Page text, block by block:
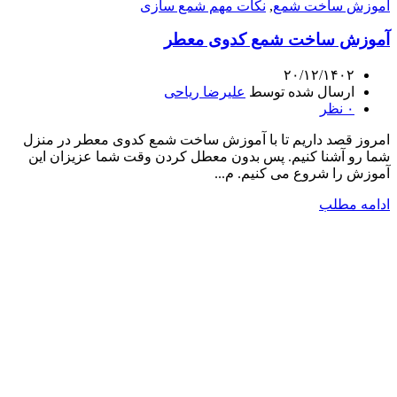
آموزش ساخت شمع, نکات مهم شمع سازی
آموزش ساخت شمع کدوی معطر
۲۰/۱۲/۱۴۰۲
ارسال شده توسط علیرضا ریاحی
۰ نظر
امروز قصد داریم تا با آموزش ساخت شمع کدوی معطر در منزل
شما رو آشنا کنیم. پس بدون معطل کردن وقت شما عزیزان این
آموزش را شروع می کنیم. م...
ادامه مطلب